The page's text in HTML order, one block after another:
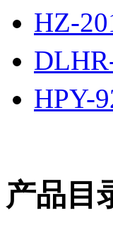
HZ-
HPY-
产品目